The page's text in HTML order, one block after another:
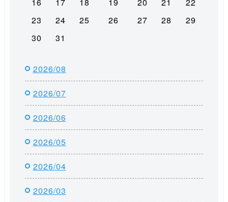
23
24 25 26 27 28
29
30
31
2026/08
2026/07
2026/06
2026/05
2026/04
2026/03